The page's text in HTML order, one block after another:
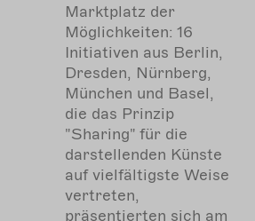
Marktplatz der
Möglichkeiten: 16
Initiativen aus Berlin,
Dresden, Nürnberg,
München und Basel,
die das Prinzip
"Sharing" für die
darstellenden Künste
auf vielfältigste Weise
vertreten,
präsentierten sich am